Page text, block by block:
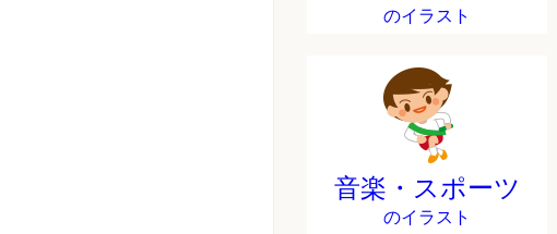
のイラスト
音楽・スポーツ
のイラスト